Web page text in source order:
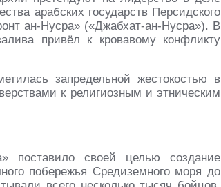
арабских государств Персидского
ан-Нусра» («Джабхат-ан-Нусра»). В
привёл к кровавому конфликту
запредельной жестокостью в
к религиозным и этническим
поставило своей целью создание
побережья Средиземного моря до